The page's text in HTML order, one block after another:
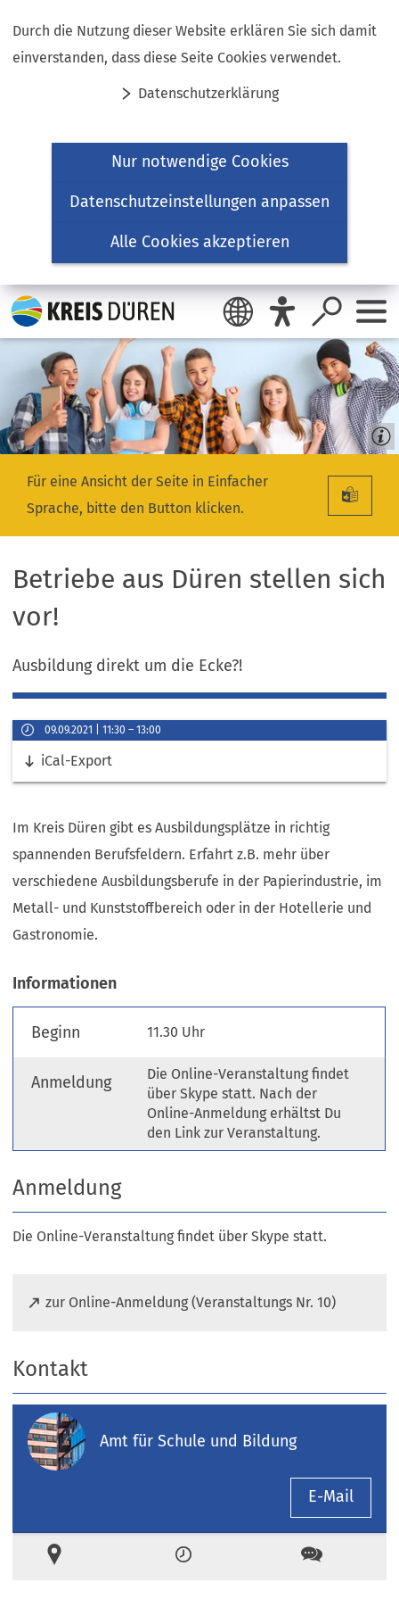
Durch die Nutzung dieser Website erklären Sie sich damit
einverstanden, dass diese Seite Cookies verwendet.
Datenschutzerklärung
Nur notwendige Cookies
Datenschutzeinstellungen anpassen
Alle Cookies akzeptieren
Inhalt anspringen
Für eine Ansicht der Seite in Einfacher
Sprache, bitte den Button klicken.
Betriebe aus Düren stellen sich
vor!
Ausbildung direkt um die Ecke?!
Veranstaltungsinformationen
Datum09.09.2021 11:30 – 13:00
LinksiCal-Export
Im Kreis Düren gibt es Ausbildungsplätze in richtig
spannenden Berufsfeldern. Erfahrt z.B. mehr über
verschiedene Ausbildungsberufe in der Papierindustrie, im
Metall- und Kunststoffbereich oder in der Hotellerie und
Gastronomie.
Informationen
Beginn 11.30 Uhr
Anmeldung
Die Online-Veranstaltung findet
über Skype statt. Nach der
Online-Anmeldung erhältst Du
den Link zur Veranstaltung.
Anmeldung
Die Online-Veranstaltung findet über Skype statt.
zur Online-Anmeldung (Veranstaltungs Nr. 10)
(
f
n
e
t
i
n
e
Kontakt
Amt für Schule und Bildung
E-Mail
Zeiten Kontakt